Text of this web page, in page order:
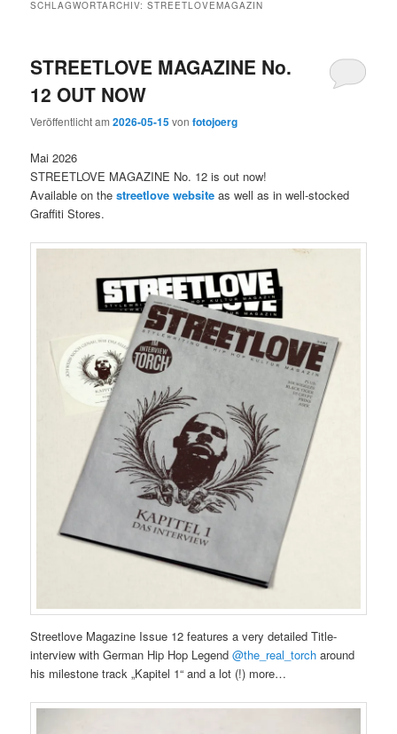
SCHLAGWORTARCHIV:STREETLOVEMAGAZIN
STREETLOVE MAGAZINE No.
12 OUT NOW
Veröffentlicht am2026-05-15vonfotojoerg
Mai 2026
STREETLOVE MAGAZINE No. 12 is out now!
Available on thestreetlove websiteas well as in well-stocked
Graffiti Stores.
Streetlove Magazine Issue 12 features a very detailed Title-
interview with German Hip Hop Legend@the_real_torch around
his milestone track „Kapitel 1“ and a lot (!) more…